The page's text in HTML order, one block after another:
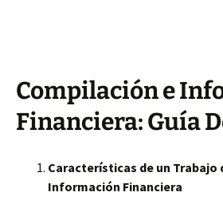
Compilación e
Financiera: Guía
Características de un Trabajo
Información Financiera